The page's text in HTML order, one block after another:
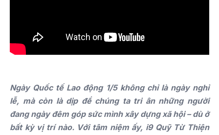
Ngày Quốc tế Lao động 1/5 không chỉ là ngày nghỉ
lễ, mà còn là dịp để chúng ta tri ân những người
đang ngày đêm góp sức mình xây dựng xã hội – dù ở
bất kỳ vị trí nào. Với tâm niệm ấy, i9 Quỹ Từ Thiện